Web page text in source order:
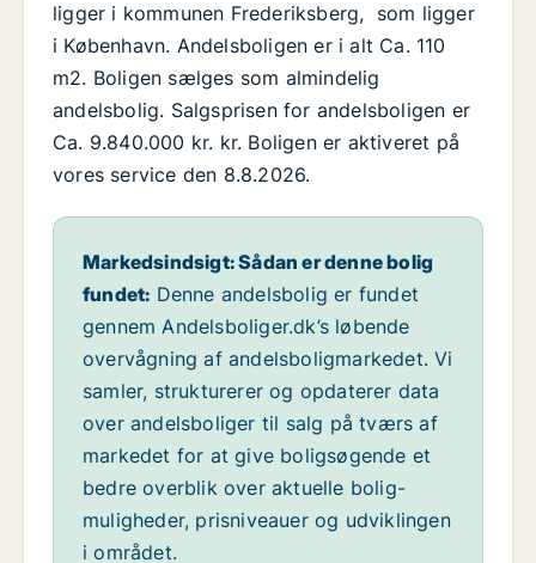
ligger i kommunen Frederiksberg, som ligger
i København. Andelsboligen er i alt Ca. 110
m2. Boligen sælges som almindelig
andelsbolig. Salgsprisen for andelsboligen er
Ca. 9.840.000 kr. kr. Boligen er aktiveret på
vores service den 8.8.2026.
Markedsindsigt: Sådan er denne bolig
fundet: Denne andelsbolig er fundet
gennem Andelsboliger.dk’s løbende
overvågning af andelsboligmarkedet. Vi
samler, strukturerer og opdaterer data
over andelsboliger til salg på tværs af
markedet for at give boligsøgende et
bedre overblik over aktuelle bolig-
muligheder, prisniveauer og udviklingen
i området.